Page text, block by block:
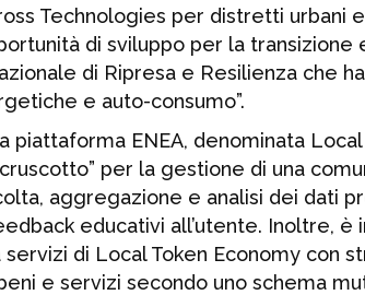
Technologies per distretti urbani e
di sviluppo per la
di Ripresa e Resilienza che
e auto-consumo”.
piattaforma ENEA, denominata
per la gestione di una
aggregazione e analisi dei dati
educativi all’utente. Inoltre, è
di Local Token Economy con
e servizi secondo uno schema